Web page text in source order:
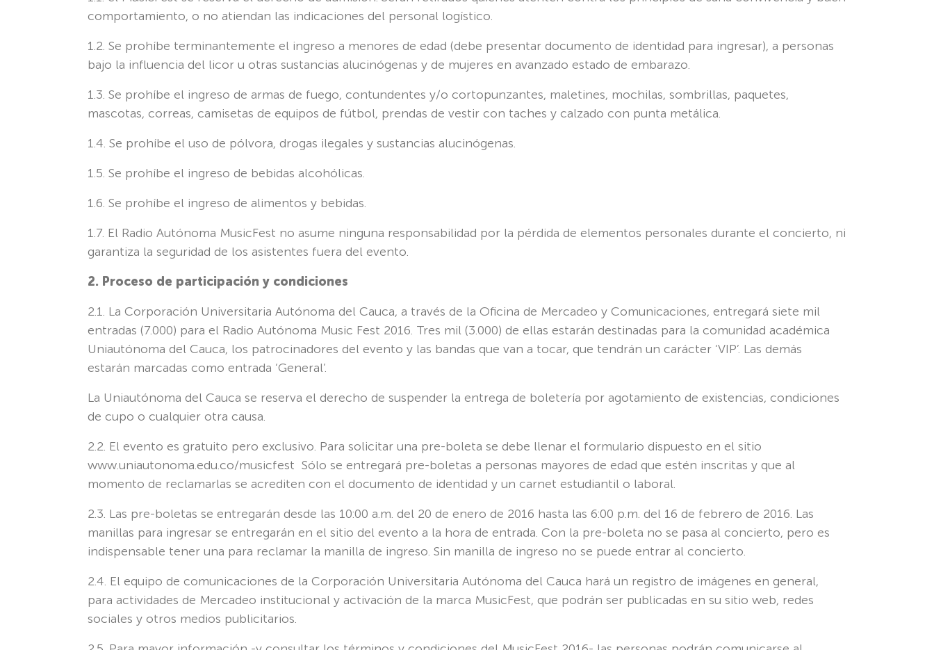
comportamiento, o no atiendan las indicaciones del personal logístico.
1.2. Se prohíbe terminantemente el ingreso a menores de edad (debe presentar documento de identidad para ingresar), a personas
bajo la influencia del licor u otras sustancias alucinógenas y de mujeres en avanzado estado de embarazo.
1.3. Se prohíbe el ingreso de armas de fuego, contundentes y/o cortopunzantes, maletines, mochilas, sombrillas, paquetes,
mascotas, correas, camisetas de equipos de fútbol, prendas de vestir con taches y calzado con punta metálica.
1.4. Se prohíbe el uso de pólvora, drogas ilegales y sustancias alucinógenas.
1.5. Se prohíbe el ingreso de bebidas alcohólicas.
1.6. Se prohíbe el ingreso de alimentos y bebidas.
1.7. El Radio Autónoma MusicFest no asume ninguna responsabilidad por la pérdida de elementos personales durante el concierto, ni
garantiza la seguridad de los asistentes fuera del evento.
2. Proceso de participación y condiciones
2.1. La Corporación Universitaria Autónoma del Cauca, a través de la Oficina de Mercadeo y Comunicaciones, entregará siete mil
entradas (7.000) para el Radio Autónoma Music Fest 2016. Tres mil (3.000) de ellas estarán destinadas para la comunidad académica
Uniautónoma del Cauca, los patrocinadores del evento y las bandas que van a tocar, que tendrán un carácter ‘VIP’. Las demás
estarán marcadas como entrada ‘General’.
La Uniautónoma del Cauca se reserva el derecho de suspender la entrega de boletería por agotamiento de existencias, condiciones
de cupo o cualquier otra causa.
2.2. El evento es gratuito pero exclusivo. Para solicitar una pre-boleta se debe llenar el formulario dispuesto en el sitio
www.uniautonoma.edu.co/musicfest Sólo se entregará pre-boletas a personas mayores de edad que estén inscritas y que al
momento de reclamarlas se acrediten con el documento de identidad y un carnet estudiantil o laboral.
2.3. Las pre-boletas se entregarán desde las 10:00 a.m. del 20 de enero de 2016 hasta las 6:00 p.m. del 16 de febrero de 2016. Las
manillas para ingresar se entregarán en el sitio del evento a la hora de entrada. Con la pre-boleta no se pasa al concierto, pero es
indispensable tener una para reclamar la manilla de ingreso. Sin manilla de ingreso no se puede entrar al concierto.
2.4. El equipo de comunicaciones de la Corporación Universitaria Autónoma del Cauca hará un registro de imágenes en general,
para actividades de Mercadeo institucional y activación de la marca MusicFest, que podrán ser publicadas en su sitio web, redes
sociales y otros medios publicitarios.